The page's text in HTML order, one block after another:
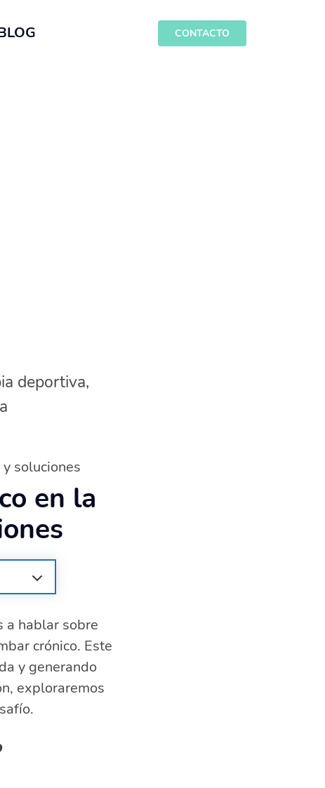
CONTACTO
deportiva,
soluciones
en la
fuerte
a hablar sobre
crónico. Este
y generando
exploraremos